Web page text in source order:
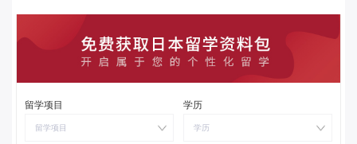
留学项目
留学项目
学历
学历